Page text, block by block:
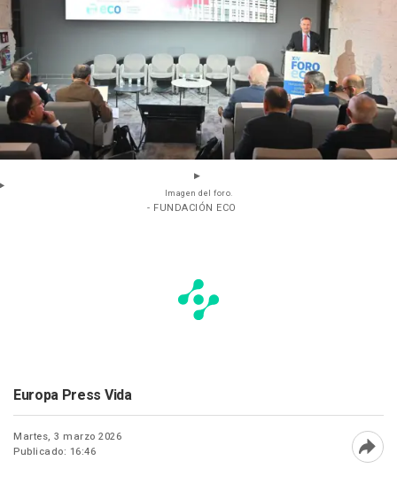
Imagen del foro.
- FUNDACIÓN ECO
Europa Press Vida
Martes, 3 marzo 2026
Publicado: 16:46